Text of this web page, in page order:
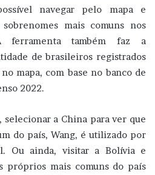
navegar pelo mapa e
mais comuns nos
ferramenta também faz a
de brasileiros registrados
mapa, com base no banco de
2022.
a China para ver que
do país, Wang, é utilizado por
Ou ainda, visitar a Bolívia e
próprios mais comuns do país